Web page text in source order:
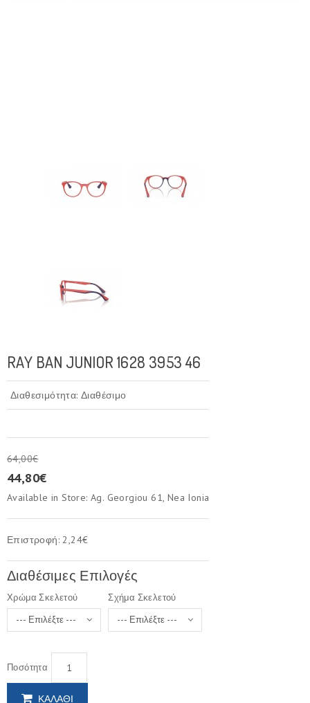
RAY BAN JUNIOR 1628 3953 46
Διαθεσιμότητα: Διαθέσιμο
64,00€
44,80€
Available in Store: Ag. Georgiou 61, Nea Ionia
Επιστροφή: 2,24€
Διαθέσιμες Επιλογές
Χρώμα Σκελετού Σχήμα Σκελετού
Ποσότητα
ΚΑΛΆΘΙ